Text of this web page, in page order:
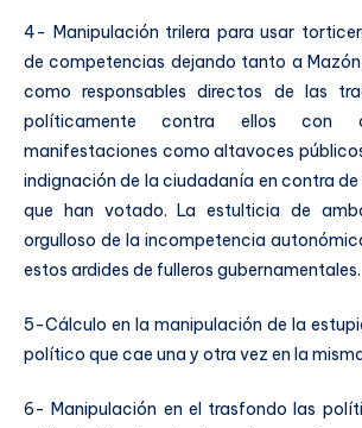
4- Manipulación trilera para usar
de competencias dejando tanto a
como responsables directos de las
políticamente contra ellos con
manifestaciones como altavoces
indignación de la ciudadanía en contra de
que han votado. La estulticia de
orgulloso de la incompetencia
estos ardides de fulleros gubernamentales.
5-Cálculo en la manipulación de la
político que cae una y otra vez en la
6- Manipulación en el trasfondo las